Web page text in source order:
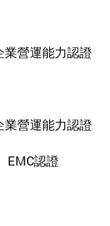
業營運能力認證
業營運能力認證
EMC認證